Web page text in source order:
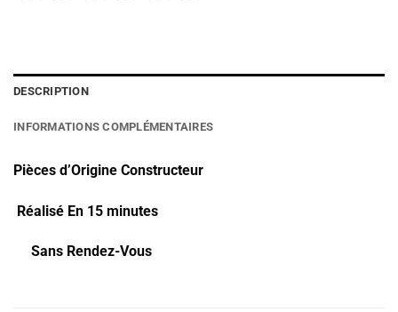
DESCRIPTION
INFORMATIONS COMPLÉMENTAIRES
Pièces d’Origine Constructeur
Réalisé En 15 minutes
Sans Rendez-Vous